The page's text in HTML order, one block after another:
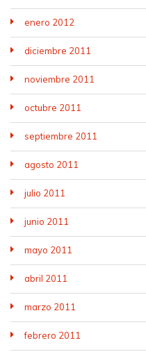
enero 2012
diciembre 2011
noviembre 2011
octubre 2011
septiembre 2011
agosto 2011
julio 2011
junio 2011
mayo 2011
abril 2011
marzo 2011
febrero 2011